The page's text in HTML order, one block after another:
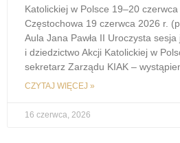
Katolickiej w Polsce 19–20
Częstochowa 19 czerwca 2026 r.
Aula Jana Pawła II Uroczysta
i dziedzictwo Akcji Katolickiej w
sekretarz Zarządu KIAK –
CZYTAJ WIĘCEJ »
16 czerwca, 2026